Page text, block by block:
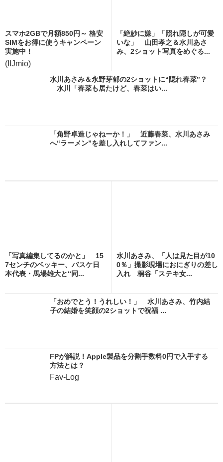
スマホ2GBで月額850円～ 格安
SIMをお得に使うキャンペーン
実施中！
(IIJmio)
「絶妙に嫌」「照れ隠しが可愛
いな」 山田孝之＆水川あさ
み、2ショット写真をめぐる...
水川あさみ＆永野芽郁の2ショットに“隠れ春菜”？
水川「春菜も居たけど、春菜はい...
「角野卓造じゃねーか！」 近藤春菜、水川あさみ
へ“ラーメン”を差し入れしてファン...
「写真編集してるのかと」 15
7センチのベッキー、バスケ日
本代表・馬場雄大と“同...
水川あさみ、「人は見た目が10
0％」撮影現場におにぎりの差し
入れ 桐谷「ステキ女...
「おめでとう！うれしい！」 水川あさみ、竹内結
子の結婚を笑顔の2ショットで祝福 ...
FPが解説！Apple製品を分割手数料0円で入手する
方法とは？
Fav-Log